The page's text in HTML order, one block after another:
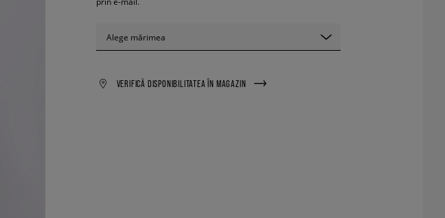
Alege mărimea
VERIFICĂ DISPONIBILITATEA ÎN MAGAZIN